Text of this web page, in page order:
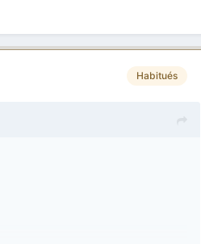
Habitués